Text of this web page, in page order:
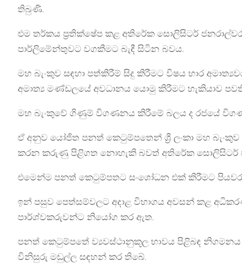
තිබුණි.
එම තර්කය ප්‍රතික්ෂේප කළ අතිරේක සොලිසිටර්
පාර්ලිමේන්තුවට වගකීමට බැඳී සිටින බවය.
මහ බැංකුව සඳහා පත්කිරීම් සිදු කිරීමට විෂය භාර
අමාත්‍ය මණ්ඩලයේ අවධානය යොමු කිරීමට හැකියාව
මහ බැංකුවේ ගිණුම් විගණනය කිරීමේ බලය ද රජයේ
ඒ අනුව යෝජිත පනත් කෙටුම්පතෙන් ශ්‍රී ලංකා මහ
කරන කරුණු පිළිගත නොහැකි බවත් අතිරේක සොලිසිටර්
එමෙන්ම පනත් කෙටුම්පතට සංශෝධන එක් කිරීමට
ඉන් පසුව පෙත්සම්වලට අදාළ විභාගය අවසන් කළ
පාර්ශ්වකරුවන්ට නියෝග කර ඇත.
පනත් කෙටුම්පතේ ව්‍යවස්ථානුකූල භාවය පිළිබඳ නිගමනය
විනිසුරු මඩුල්ල සඳහන් කර තිබේ.